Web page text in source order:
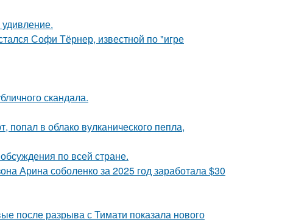
Софи Тёрнер, известной по "игре
скандала.
попал в облако вулканического пепла,
по всей стране.
Арина соболенко за 2025 год заработала $30
после разрыва с Тимати показала нового